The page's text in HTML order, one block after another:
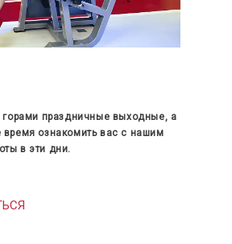
горами праздничные выходные, а
время ознакомить вас с нашим
в эти дни.